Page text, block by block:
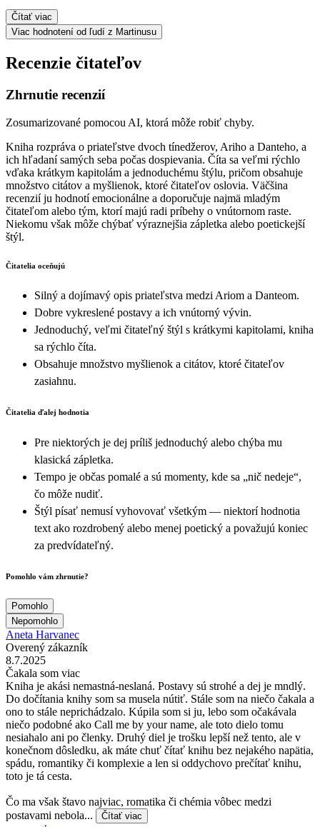
Čítať viac
Viac hodnotení od ľudí z Martinusu
Recenzie čitateľov
Zhrnutie recenzií
Zosumarizované pomocou AI, ktorá môže robiť chyby.
Kniha rozpráva o priateľstve dvoch tínedžerov, Ariho a Danteho, a
ich hľadaní samých seba počas dospievania. Číta sa veľmi rýchlo
vďaka krátkym kapitolám a jednoduchému štýlu, pričom obsahuje
množstvo citátov a myšlienok, ktoré čitateľov oslovia. Väčšina
recenzií ju hodnotí emocionálne a doporučuje najmä mladým
čitateľom alebo tým, ktorí majú radi príbehy o vnútornom raste.
Niekomu však môže chýbať výraznejšia zápletka alebo poetickejší
štýl.
Čitatelia oceňujú
Silný a dojímavý opis priateľstva medzi Ariom a Danteom.
Dobre vykreslené postavy a ich vnútorný vývin.
Jednoduchý, veľmi čitateľný štýl s krátkymi kapitolami, kniha
sa rýchlo číta.
Obsahuje množstvo myšlienok a citátov, ktoré čitateľov
zasiahnu.
Čitatelia ďalej hodnotia
Pre niektorých je dej príliš jednoduchý alebo chýba mu
klasická zápletka.
Tempo je občas pomalé a sú momenty, kde sa „nič nedeje“,
čo môže nudiť.
Štýl písať nemusí vyhovovať všetkým — niektorí hodnotia
text ako rozdrobený alebo menej poetický a považujú koniec
za predvídateľný.
Pomohlo vám zhrnutie?
Pomohlo
Nepomohlo
Aneta Harvanec
Overený zákazník
8.7.2025
Čakala som viac
Kniha je akási nemastná-neslaná. Postavy sú strohé a dej je mndlý.
Do dočítania knihy som sa musela nútiť. Stále som na niečo čakala a
ono to stále neprichádzalo. Kúpila som si ju, lebo som očakávala
niečo podobné ako Call me by your name, ale toto dielo tomu
nesiahalo ani po členky. Druhý diel je trošku lepší než tento, ale v
konečnom dôsledku, ak máte chuť čítať knihu bez nejakého napätia,
spádu, romantiky či komplexie a len si oddychovo prečítať knihu,
toto je tá cesta.
Čo ma však štavo najviac, romatika či chémia vôbec medzi
postavami nebola...
Čítať viac